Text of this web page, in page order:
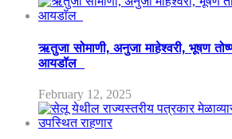
ऋतुजा सोमाणी, अनुजा माहेश्वरी, भूषण
आयडॉल
February 12, 2025